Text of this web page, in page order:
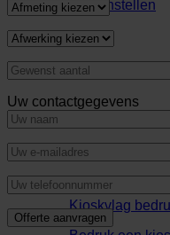
Samenstellen
Kioskvlag
Uw contactgegevens